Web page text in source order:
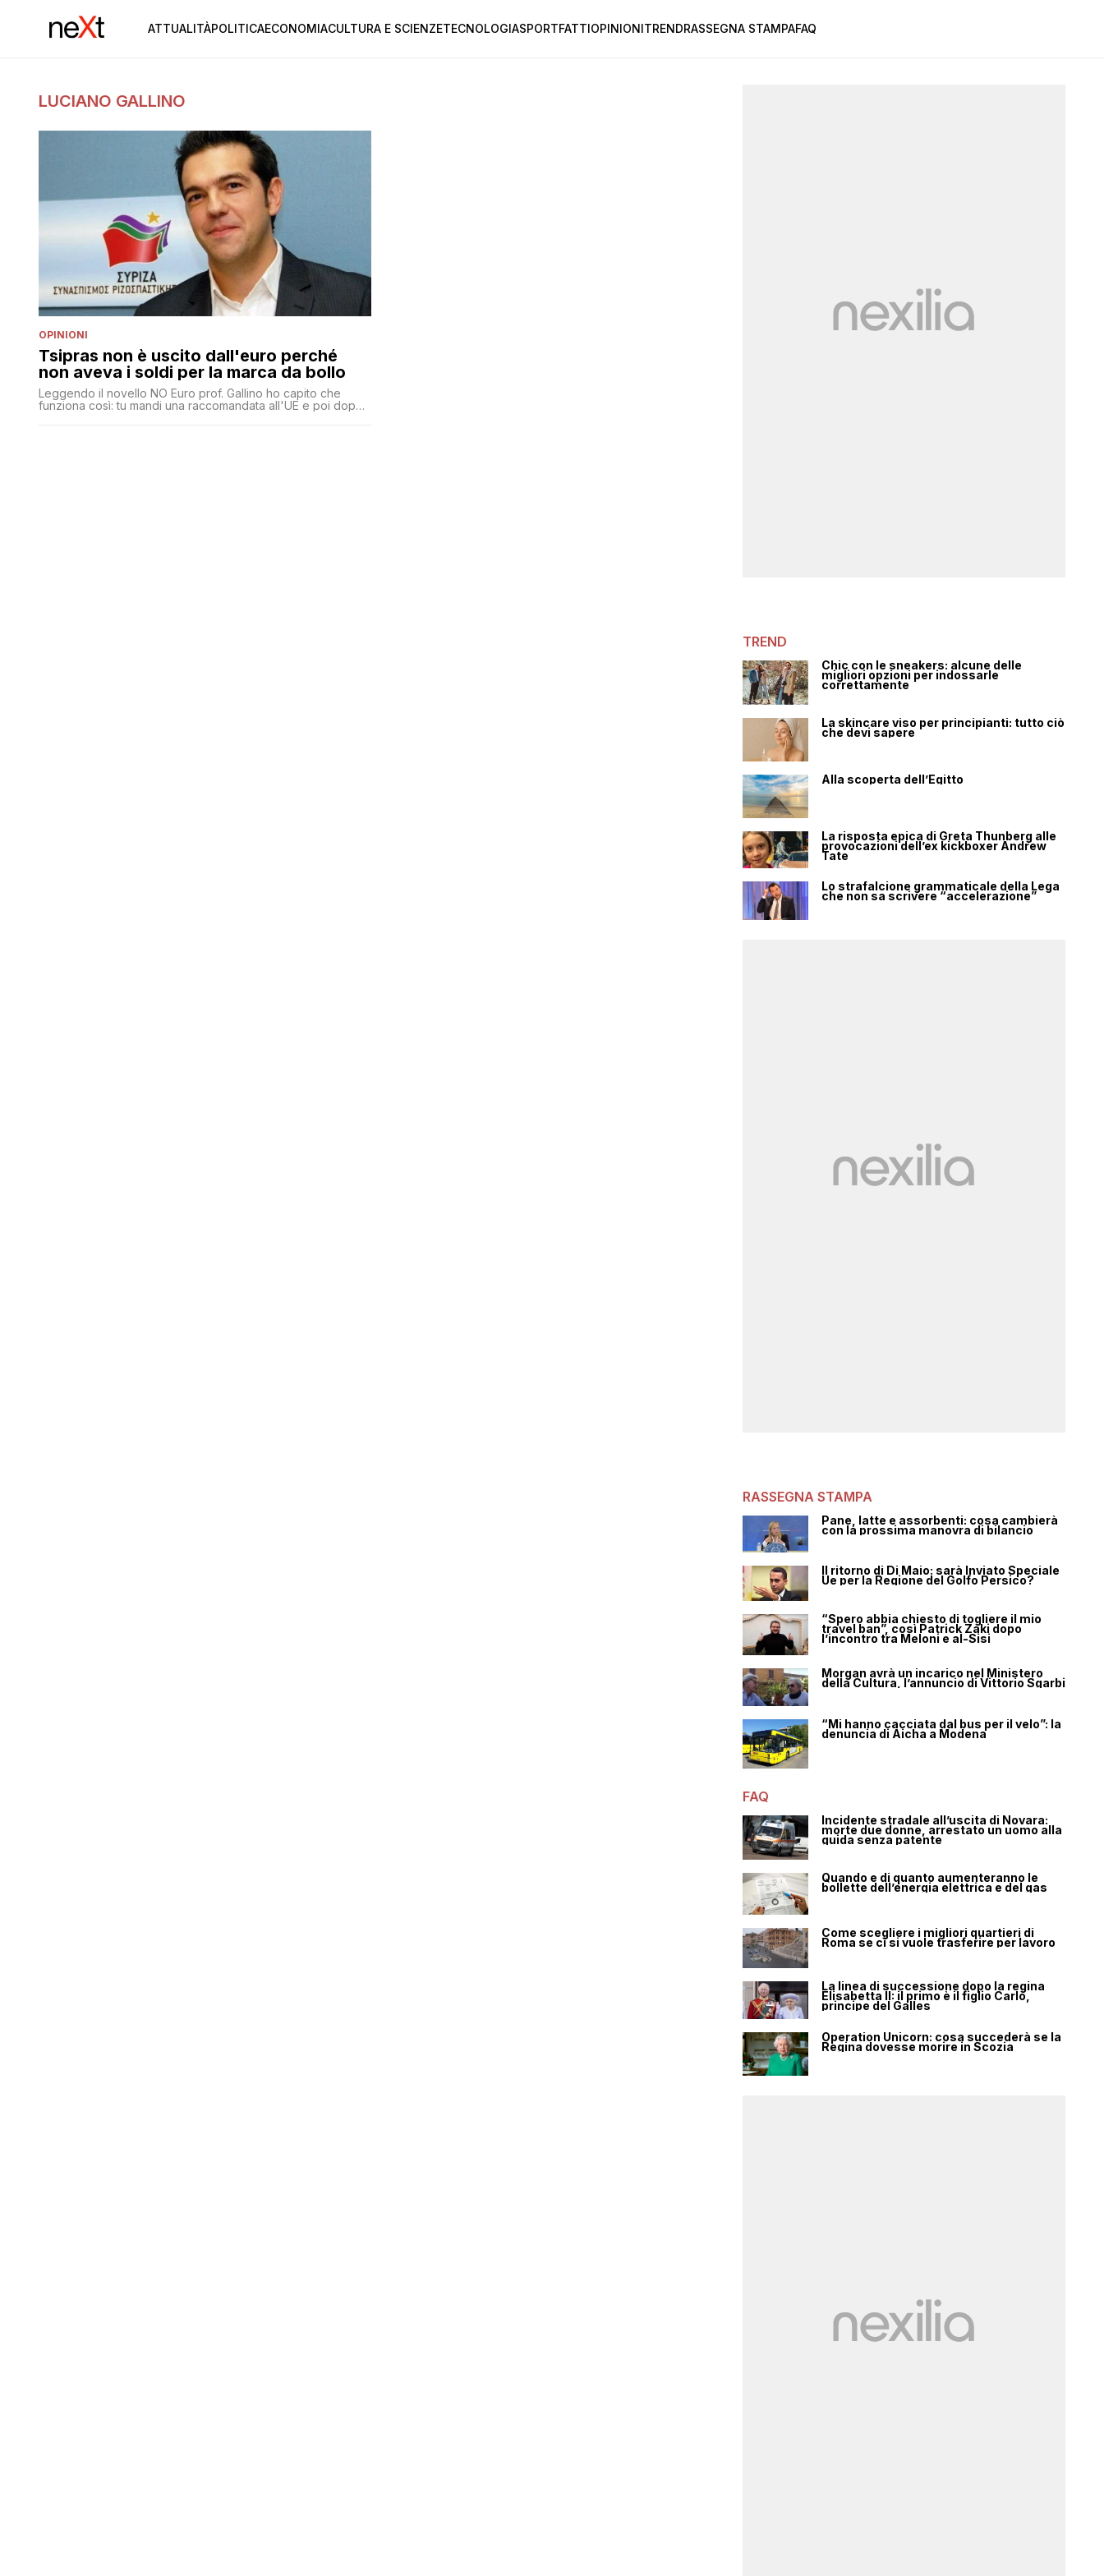
ATTUALITÀPOLITICAECONOMIACULTURA E SCIENZETECNOLOGIASPORTFATTIOPINIONITRENDRASSEGNA STAMPAFAQ
LUCIANO GALLINO
OPINIONI
Tsipras non è uscito dall'euro perché
non aveva i soldi per la marca da bollo
Leggendo il novello NO Euro prof. Gallino ho capito che
funziona così: tu mandi una raccomandata all'UE e poi dopo
TREND
Chic con le sneakers: alcune delle
migliori opzioni per indossarle
correttamente
La skincare viso per principianti: tutto ciò
che devi sapere
Alla scoperta dell’Egitto
La risposta epica di Greta Thunberg alle
provocazioni dell’ex kickboxer Andrew
Tate
Lo strafalcione grammaticale della Lega
che non sa scrivere “accelerazione”
RASSEGNA STAMPA
Pane, latte e assorbenti: cosa cambierà
con la prossima manovra di bilancio
Il ritorno di Di Maio: sarà Inviato Speciale
Ue per la Regione del Golfo Persico?
“Spero abbia chiesto di togliere il mio
travel ban”, così Patrick Zaki dopo
l’incontro tra Meloni e al-Sisi
Morgan avrà un incarico nel Ministero
della Cultura, l’annuncio di Vittorio Sgarbi
“Mi hanno cacciata dal bus per il velo”: la
denuncia di Aicha a Modena
FAQ
Incidente stradale all’uscita di Novara:
morte due donne, arrestato un uomo alla
guida senza patente
Quando e di quanto aumenteranno le
bollette dell’energia elettrica e del gas
Come scegliere i migliori quartieri di
Roma se ci si vuole trasferire per lavoro
La linea di successione dopo la regina
Elisabetta II: il primo è il figlio Carlo,
principe del Galles
Operation Unicorn: cosa succederà se la
Regina dovesse morire in Scozia